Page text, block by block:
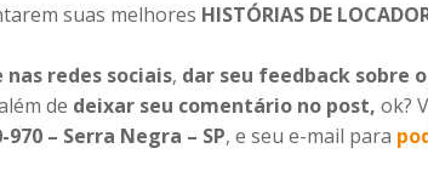
suas melhores HISTÓRIAS DE
redes sociais, dar seu feedback sobre
de deixar seu comentário no post, ok?
970 – Serra Negra – SP, e seu e-mail para